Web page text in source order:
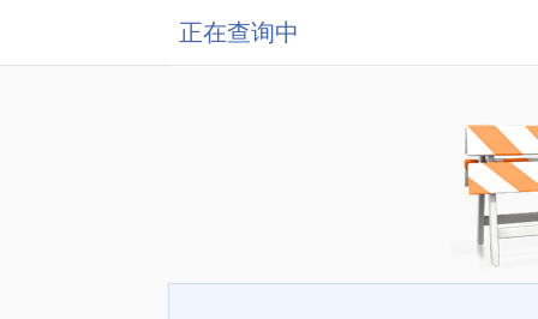
正在查询中